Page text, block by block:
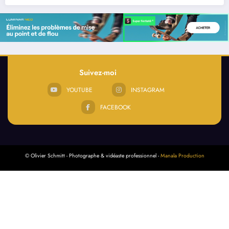
Suivez-moi
YOUTUBE
INSTAGRAM
FACEBOOK
© Olivier Schmitt - Photographe & vidéaste professionnel -Manala Production